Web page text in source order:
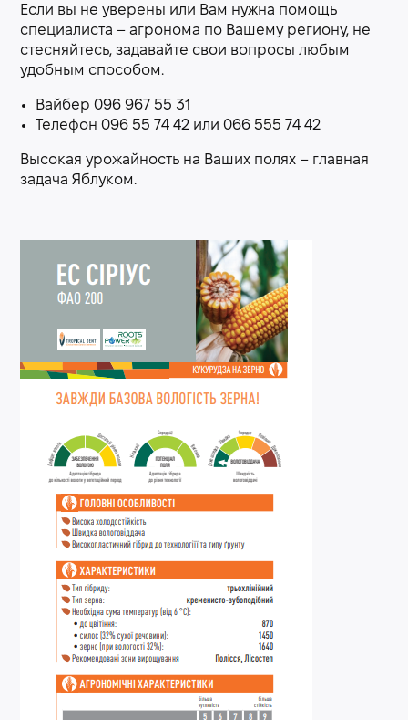
Если вы не уверены или Вам нужна помощь
специалиста – агронома по Вашему региону, не
стесняйтесь, задавайте свои вопросы любым
удобным способом.
Вайбер 096 967 55 31
Телефон 096 55 74 42 или 066 555 74 42
Высокая урожайность на Ваших полях – главная
задача Яблуком.